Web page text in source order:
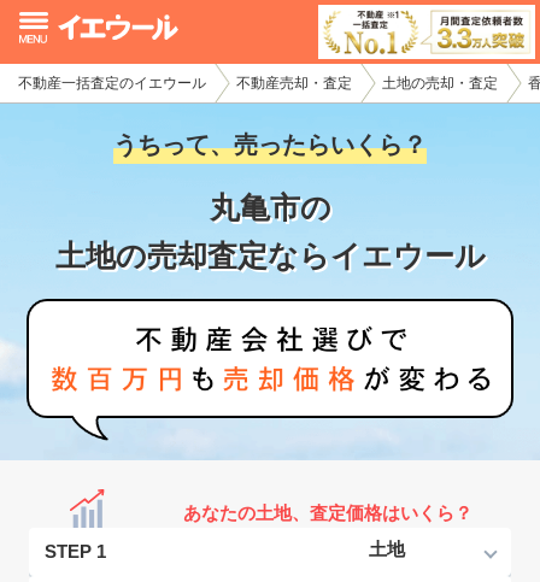
不動産一括査定のイエウール 不動産売却・査定 土地の売却・査定
うちって、売ったらいくら？
丸亀市の
土地の売却査定ならイエウール
あなたの土地、査定価格はいくら？
STEP 1
イエウール加盟希望の不動産会社様
初めての方へ
不動産の売却・一括査定
家査定シミュレーター
お問い合わせ